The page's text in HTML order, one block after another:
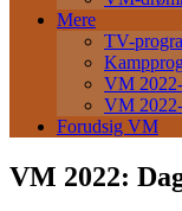
Mere
TV-
VM
VM
Forudsig VM
VM 2022: